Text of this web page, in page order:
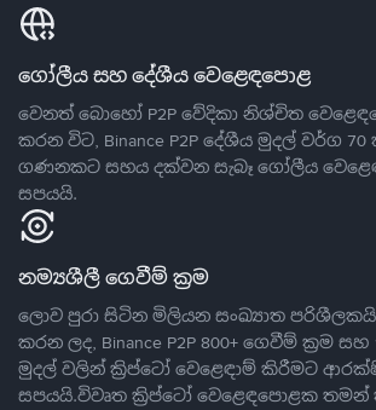
ගෝලීය සහ දේශීය වෙළෙඳපොළ
වෙනත් බොහෝ P2P වේදිකා නිශ්චිත
කරන විට, Binance P2P දේශීය මුදල් වර්ග 70
ගණනකට සහය දක්වන සැබෑ ගෝලීය
සපයයි.
නම්‍යශීලී ගෙවීම් ක්‍රම
ලොව පුරා සිටින මිලියන සංඛ්‍යාත
කරන ලද, Binance P2P 800+ ගෙවීම් ක්‍රම සහ
මුදල් වලින් ක්‍රිප්ටෝ වෙළෙඳාම් කිරීමට
සපයයි.විවෘත ක්‍රිප්ටෝ වෙළෙඳපොළක